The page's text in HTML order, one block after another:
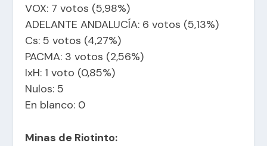
VOX: 7 votos (5,98%)
ADELANTE ANDALUCÍA: 6 votos (5,13%)
Cs: 5 votos (4,27%)
PACMA: 3 votos (2,56%)
IxH: 1 voto (0,85%)
Nulos: 5
En blanco: 0
Minas de Riotinto: